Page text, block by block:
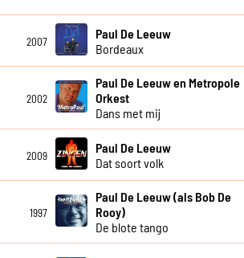
2007
Paul De Leeuw
Bordeaux
2002
Paul De Leeuw en Metropole
Orkest
Dans met mij
2009
Paul De Leeuw
Dat soort volk
1997
Paul De Leeuw (als Bob De
Rooy)
De blote tango